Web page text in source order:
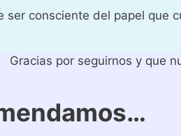
ser consciente del papel que
Gracias por seguirnos y que